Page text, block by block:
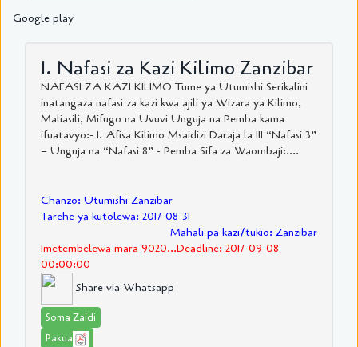
Google play
1. Nafasi za Kazi Kilimo Zanzibar
NAFASI ZA KAZI KILIMO Tume ya Utumishi Serikalini
inatangaza nafasi za kazi kwa ajili ya Wizara ya Kilimo,
Maliasili, Mifugo na Uvuvi Unguja na Pemba kama
ifuatavyo:- 1. Afisa Kilimo Msaidizi Daraja la III “Nafasi 3”
– Unguja na “Nafasi 8” - Pemba Sifa za Waombaji:....
Chanzo: Utumishi Zanzibar
Tarehe ya kutolewa: 2017-08-31
Mahali pa kazi/tukio: Zanzibar
Imetembelewa mara 9020...Deadline: 2017-09-08
00:00:00
Share via Whatsapp
Soma Zaidi
Pakua